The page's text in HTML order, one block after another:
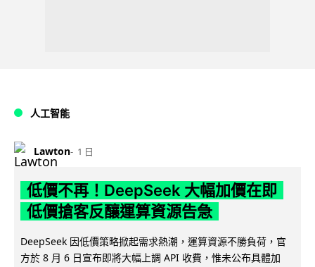
人工智能
Lawton 1 日
低價不再！DeepSeek 大幅加價在即
低價搶客反釀運算資源告急
DeepSeek 因低價策略掀起需求熱潮，運算資源不勝負荷，官
方於 8 月 6 日宣布即將大幅上調 API 收費，惟未公布具體加